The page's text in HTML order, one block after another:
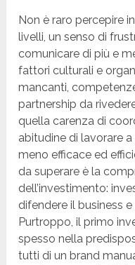
Non è raro percepire
livelli, un senso di
comunicare di più e
fattori culturali e
mancanti,
partnership da
quella carenza di
abitudine di lavorare
meno efficace ed
da superare è la
dell’investimento:
difendere il business
Purtroppo, il primo
spesso nella
tutti di un brand